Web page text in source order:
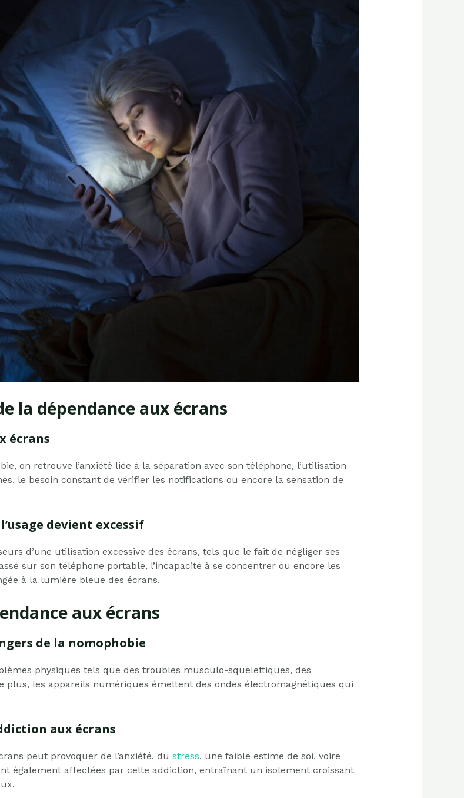
la dépendance aux écrans
écrans
on retrouve l’anxiété liée à la séparation avec son téléphone, l’utilisation
le besoin constant de vérifier les notifications ou encore la sensation de
devient excessif
d’une utilisation excessive des écrans, tels que le fait de négliger ses
sur son téléphone portable, l’incapacité à se concentrer ou encore les
à la lumière bleue des écrans.
aux écrans
de la nomophobie
physiques tels que des troubles musculo-squelettiques, des
plus, les appareils numériques émettent des ondes électromagnétiques qui
aux écrans
peut provoquer de l’anxiété, du stress, une faible estime de soi, voire
également affectées par cette addiction, entraînant un isolement croissant